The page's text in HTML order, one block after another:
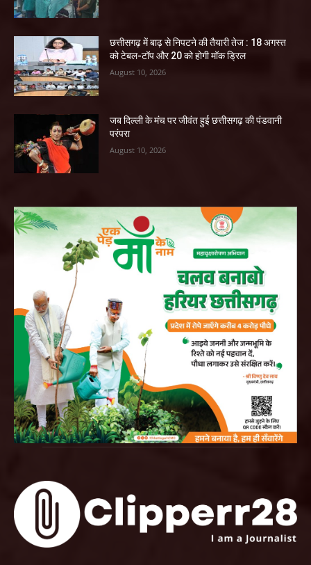
छत्तीसगढ़ में बाढ़ से निपटने की तैयारी तेज : 18 अगस्त
को टेबल-टॉप और 20 को होगी मॉक ड्रिल
August 10, 2026
जब दिल्ली के मंच पर जीवंत हुई छत्तीसगढ़ की पंडवानी
परंपरा
August 10, 2026